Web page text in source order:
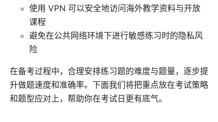
使用 VPN 可以安全地访问海外教学资料与开放
课程
避免在公共网络环境下进行敏感练习时的隐私风
险
在备考过程中，合理安排练习题的难度与题量，逐步提
升做题速度和准确率。下面我们将把重点放在考试策略
和题型应对上，帮助你在考试日更有底气。